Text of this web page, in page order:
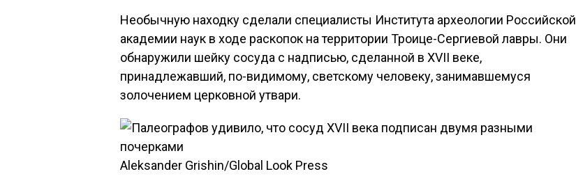
Необычную находку сделали специалисты Института археологии Российской
академии наук в ходе раскопок на территории Троице-Сергиевой лавры. Они
обнаружили шейку сосуда с надписью, сделанной в XVII веке,
принадлежавший, по-видимому, светскому человеку, занимавшемуся
золочением церковной утвари.
Aleksander Grishin/Global Look Press